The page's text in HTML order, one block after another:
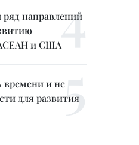
направлений
и США
времени и не
для развития